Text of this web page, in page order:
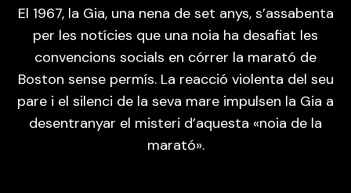
El 1967, la Gia, una nena de set anys, s’assabenta
per les notícies que una noia ha desafiat les
convencions socials en córrer la marató de
Boston sense permís. La reacció violenta del seu
pare i el silenci de la seva mare impulsen la Gia a
desentranyar el misteri d’aquesta «noia de la
marató».